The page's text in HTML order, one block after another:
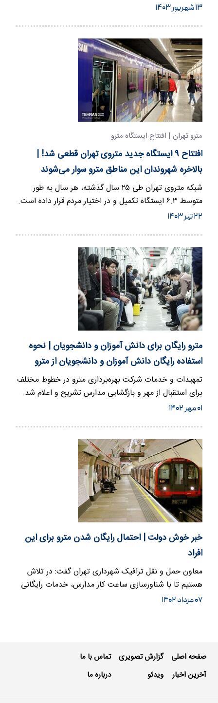
۱۳ شهریور ۱۴۰۳
مترو تهران | افتتاح ایستگاه مترو
افتتاح ۹ ایستگاه جدید متروی تهران قطعی شد! |
بالاخره شهروندان این مناطق مترو سوار می‌شوند
شبکه متروی تهران طی ۲۵ سال گذشته، هر سال به طور
متوسط ۶.۳ ایستگاه تکمیل و در اختیار مردم قرار داده است.
۲۲ تیر ۱۴۰۳
مترو رایگان برای دانش آموزان و دانشجویان | نحوه
استفاده رایگان دانش آموزان و دانشجویان از مترو
تمهیدات و خدمات شرکت بهره‌برداری مترو در خطوط مختلف
برای استقبال از مهر و بازگشایی مدارس تشریح و اعلام شد.
هماهنگی…
۰۱ مهر ۱۴۰۲
خبر خوش دولت | احتمال رایگان شدن مترو برای این
افراد
معاون حمل و نقل ترافیک شهرداری تهران گفت: در تلاش
هستیم تا با شناورسازی ساعت کار مدارس، خدمات رایگانی
را به…
۰۷ مرداد ۱۴۰۲
صفحه اصلی
آخرین اخبار
گزارش تصویری
ویدئو
تماس با ما
درباره ما